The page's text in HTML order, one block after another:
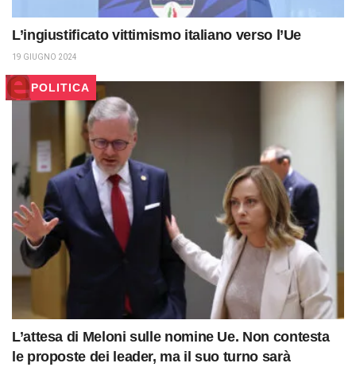
L’ingiustificato vittimismo italiano verso l’Ue
19 GIUGNO 2024
POLITICA
L’attesa di Meloni sulle nomine Ue. Non contesta
le proposte dei leader, ma il suo turno sarà